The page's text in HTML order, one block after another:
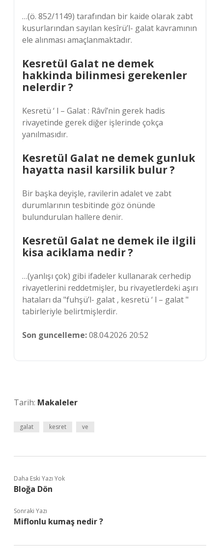
…(ö. 852/1149) tarafından bir kaide olarak zabt
kusurlarından sayılan kesîrü’l- galat kavramının
ele alınması amaçlanmaktadır.
Kesretül Galat ne demek
hakkinda bilinmesi gerekenler
nelerdir ?
Kesretü ‘ l – Galat : Râvî’nin gerek hadis
rivayetinde gerek diğer işlerinde çokça
yanılmasıdır.
Kesretül Galat ne demek gunluk
hayatta nasil karsilik bulur ?
Bir başka deyişle, ravilerin adalet ve zabt
durumlarının tesbitinde göz önünde
bulundurulan hallere denir.
Kesretül Galat ne demek ile ilgili
kisa aciklama nedir ?
…(yanlışı çok) gibi ifadeler kullanarak cerhedip
rivayetlerini reddetmişler, bu rivayetlerdeki aşırı
hataları da "fuhşü’l- galat , kesretü ‘ l – galat "
tabirleriyle belirtmişlerdir.
Son guncelleme:08.04.2026 20:52
Tarih: Makaleler
galat kesret ve
Daha Eski Yazı Yok
Bloğa Dön
Sonraki Yazı
Miflonlu kumaş nedir ?